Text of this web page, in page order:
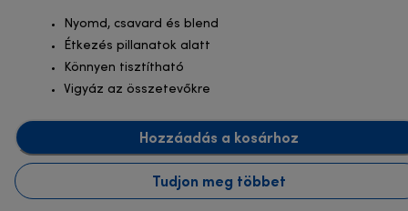
Nyomd, csavard és blend
Étkezés pillanatok alatt
Könnyen tisztítható
Vigyáz az összetevőkre
Hozzáadás a kosárhoz
Tudjon meg többet